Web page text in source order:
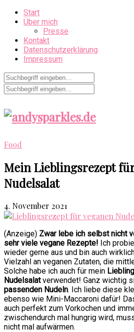
Start
Über mich
Presse
Kontakt
Datenschutzerklärung
Impressum
Food
Mein Lieblingsrezept
Nudelsalat
4. November 2021
(Anzeige) Zwar lebe ich selbst nicht
sehr viele vegane Rezepte! Ich
wieder gerne aus und bin auch
Vielzahl an veganen Zutaten, die
Solche habe ich auch für mein
Nudelsalatverwendet! Ganz wichtig
passenden Nudeln. Ich liebe diese
ebenso wie Mini-Maccaroni dafür!
auch perfekt zum Vorkochen und
zwischendurch mal hungrig wird,
nicht mal aufwärmen.